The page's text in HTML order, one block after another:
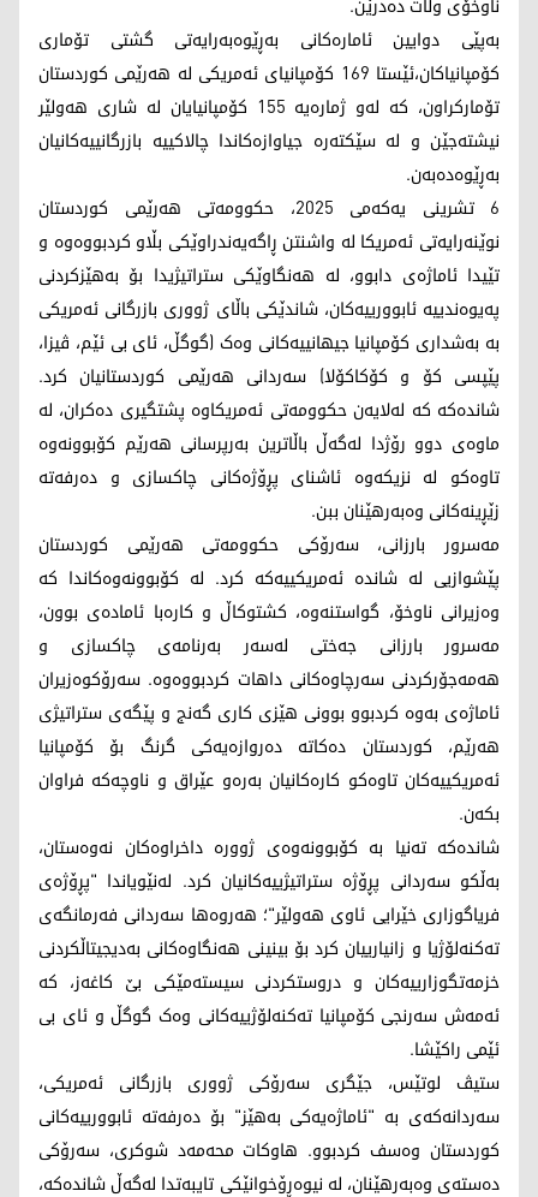
بەپێی دوایین ئامارەکانی بەڕێوەبەرایەتی گشتی تۆماری
کۆمپانیاکان،ئێستا 169 کۆمپانیای ئەمریکی لە هەرێمی کوردستان
تۆمارکراون، کە لەو ژمارەیە 155 کۆمپانیایان لە شاری هەولێر
نیشتەجێن و لە سێکتەرە جیاوازەکاندا چالاکییە بازرگانییەکانیان
بەڕێوەدەبەن.
6 تشرینی یەکەمی 2025، حکوومەتی هەرێمی کوردستان
نوێنەرایەتی ئەمریکا لە واشنتن ڕاگەیەندراوێکی بڵاو کردبووەوە و
تێیدا ئاماژەی دابوو، لە هەنگاوێکی ستراتیژیدا بۆ بەهێزکردنی
پەیوەندییە ئابوورییەکان، شاندێکی باڵای ژووری بازرگانی ئەمریکی
بە بەشداری کۆمپانیا جیهانییەکانی وەک (گوگڵ، ئای بی ئێم، ڤیزا،
پێپسی کۆ و کۆکاکۆلا) سەردانی هەرێمی کوردستانیان کرد.
شاندەکە کە لەلایەن حکوومەتی ئەمریکاوە پشتگیری دەکران، لە
ماوەی دوو رۆژدا لەگەڵ باڵاترین بەرپرسانی هەرێم کۆبوونەوە
تاوەکو لە نزیکەوە ئاشنای پڕۆژەکانی چاکسازی و دەرفەتە
زێڕینەکانی وەبەرهێنان ببن.
مەسرور بارزانی، سەرۆکی حکوومەتی هەرێمی کوردستان
پێشوازیی لە شاندە ئەمریکییەکە کرد. لە کۆبوونەوەکاندا کە
وەزیرانی ناوخۆ، گواستنەوە، کشتوکاڵ و کارەبا ئامادەی بوون،
مەسرور بارزانی جەختی لەسەر بەرنامەی چاکسازی و
هەمەجۆرکردنی سەرچاوەکانی داهات کردبووەوە. سەرۆکوەزیران
ئاماژەی بەوە کردبوو بوونی هێزی کاری گەنج و پێگەی ستراتیژی
هەرێم، کوردستان دەکاتە دەروازەیەکی گرنگ بۆ کۆمپانیا
ئەمریکییەکان تاوەکو کارەکانیان بەرەو عێراق و ناوچەکە فراوان
بکەن.
شاندەکە تەنیا بە کۆبوونەوەی ژوورە داخراوەکان نەوەستان،
بەڵکو سەردانی پڕۆژە ستراتیژییەکانیان کرد. لەنێویاندا "پڕۆژەی
فریاگوزاری خێرایی ئاوی هەولێر"؛ هەروەها سەردانی فەرمانگەی
تەکنەلۆژیا و زانیارییان کرد بۆ بینینی هەنگاوەکانی بەدیجیتاڵکردنی
خزمەتگوزارییەکان و دروستکردنی سیستەمێکی بێ کاغەز، کە
ئەمەش سەرنجی کۆمپانیا تەکنەلۆژییەکانی وەک گوگڵ و ئای بی
ئێمی راکێشا.
ستیڤ لوتێس، جێگری سەرۆکی ژووری بازرگانی ئەمریکی،
سەردانەکەی بە "ئاماژەیەکی بەهێز" بۆ دەرفەتە ئابوورییەکانی
کوردستان وەسف کردبوو. هاوکات محەمەد شوکری، سەرۆکی
دەستەی وەبەرهێنان، لە نیوەڕۆخوانێکی تایبەتدا لەگەڵ شاندەکە،